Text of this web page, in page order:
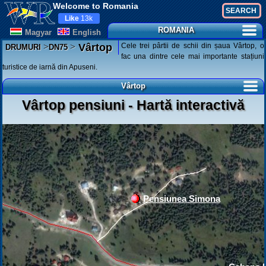
Welcome to Romania
Magyar English
Like 13k
ROMANIA
DRUMURI>DN75>Vârtop
Cele trei pârtii de schii din șaua Vârtop, o
fac una dintre cele mai importante stațiuni
turistice de iarnă din Apuseni.
Vârtop
Vârtop pensiuni - Hartă interactivă
Pensiunea Simona